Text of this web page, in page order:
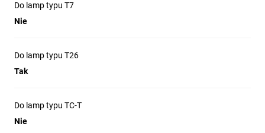
Do lamp typu T7
Nie
Do lamp typu T26
Tak
Do lamp typu TC-T
Nie